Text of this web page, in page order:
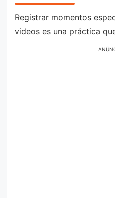
Registrar momentos
videos es una práctica